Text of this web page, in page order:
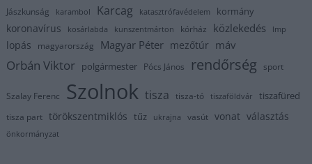
Jászkunság karambol Karcag katasztrófavédelem kormány
koronavírus kosárlabda kunszentmárton kórház közlekedés lmp
lopás magyarország Magyar Péter mezőtúr máv
Orbán Viktor polgármester Pócs János rendőrség sport
Szalay Ferenc Szolnok tisza tisza-tó tiszaföldvár tiszafüred
tisza part törökszentmiklós tűz ukrajna vasút vonat választás
önkormányzat